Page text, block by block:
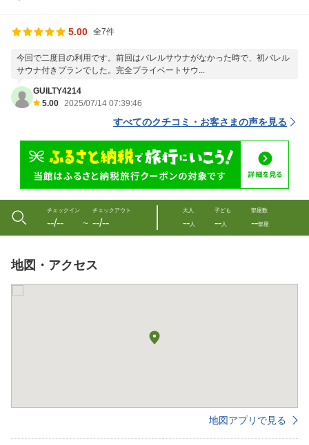
5.00 全7件
今回で二度目の利用です。前回はバレルサウナがなかった時で、初バレル
サウナ付きプランでした。完全プライベートサウ...
GUILTY4214
5.00 2025/07/14 07:39:46
すべてのクチコミ・お客さまの声を見る
チェックイン
--/-- 〜
チェックアウト
--/--
大人
--人
子ども
--人
部屋数
--部屋
地図・アクセス
地図アプリで見る